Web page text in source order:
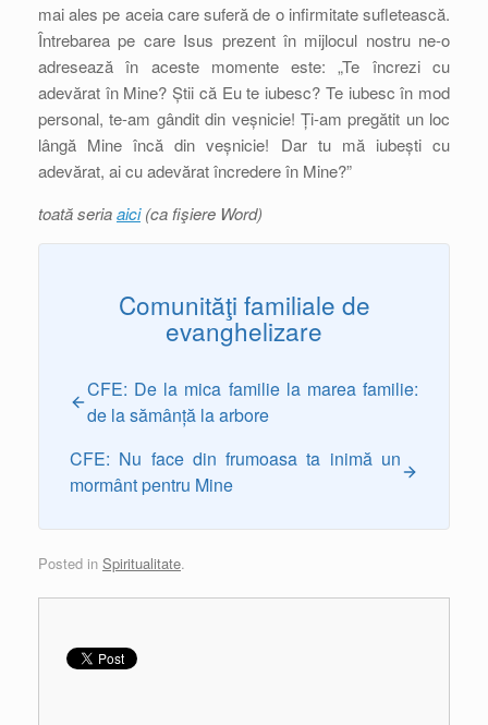
mai ales pe aceia care suferă de o infirmitate sufletească.
Întrebarea pe care Isus prezent în mijlocul nostru ne-o
adresează în aceste momente este: „Te încrezi cu
adevărat în Mine? Știi că Eu te iubesc? Te iubesc în mod
personal, te-am gândit din veșnicie! Ți-am pregătit un loc
lângă Mine încă din veșnicie! Dar tu mă iubești cu
adevărat, ai cu adevărat încredere în Mine?”
toată seriaaici(ca fişiere Word)
Comunităţi familiale de
evanghelizare
CFE: De la mica familie la marea familie:
de la sămânță la arbore
CFE: Nu face din frumoasa ta inimă un
mormânt pentru Mine
Posted in Spiritualitate.